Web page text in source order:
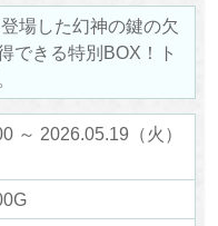
場した幻神の鍵の欠
できる特別BOX！ト
～ 2026.05.19（火）